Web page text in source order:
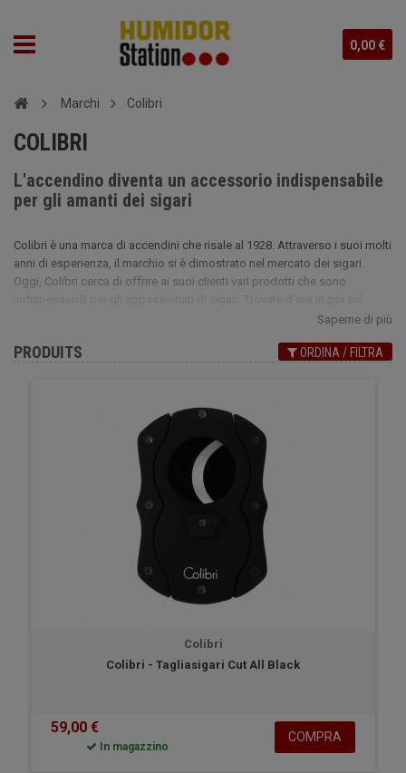
0,00 €
Marchi Colibri
COLIBRI
L'accendino diventa un accessorio indispensabile
per gli amanti dei sigari
Colibri è una marca di accendini che risale al 1928. Attraverso i suoi molti
anni di esperienza, il marchio si è dimostrato nel mercato dei sigari.
Oggi, Colibri cerca di offrire ai suoi clienti vari prodotti che sono
nostro sito Humidor Station, gli accendini a torcia della marca Colibri,
un accendino a torcia ad un prezzo molto conveniente. La sua fiamma
moderno del tagliasigari Colibri. Infine, vi piacerà il portasigari
Saperne di più
PRODUITS ORDINA / FILTRA
Colibri
Colibri - Tagliasigari Cut All Black
59,00 €
In magazzino
COMPRA